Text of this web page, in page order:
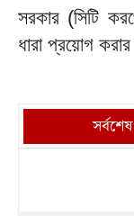
সরকার (সিটি
ধারা প্রয়োগ
সর্বশেষ